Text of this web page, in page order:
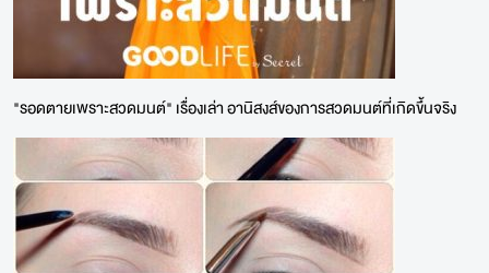
"รอดตายเพราะสวดมนต์" เรื่องเล่า อานิสงส์ของการสวดมนต์ที่เกิดขึ้นจริง